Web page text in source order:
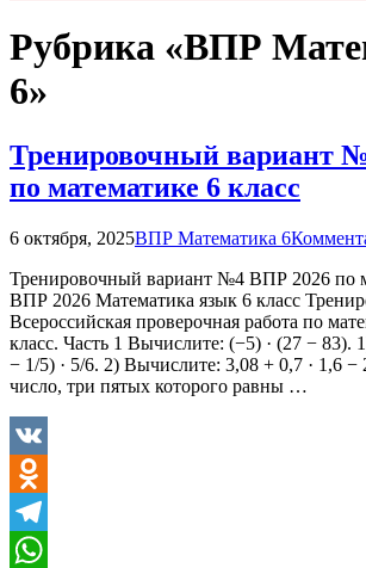
Рубрика «ВПР
6»
Тренировочный вариант
по математике 6 класс
6 октября, 2025ВПР Математика 6
Тренировочный вариант №4 ВПР 2026 по
ВПР 2026 Математика язык 6 класс
Всероссийская проверочная работа по
класс. Часть 1 Вычислите: (−5) · (27 − 83).
− 1/5) · 5/6. 2) Вычислите: 3,08 + 0,7 · 1,6 −
число, три пятых которого равны …
VK
Odnoklassniki
Telegram